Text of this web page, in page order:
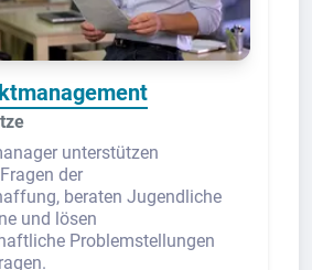
unterstützen
der
beraten Jugendliche
und lösen
Problemstellungen